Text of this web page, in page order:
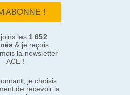
les 1 652
& je reçois
la newsletter
ACE !
je choisis
de recevoir la